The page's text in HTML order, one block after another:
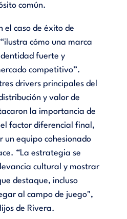
común.
el caso de éxito de
cómo una marca
fuerte y
competitivo”.
drivers principales del
y valor de
la importancia de
factor diferencial final,
un equipo cohesionado
“La estrategia se
cultural y mostrar
destaque, incluso
al campo de juego",
de Rivera.